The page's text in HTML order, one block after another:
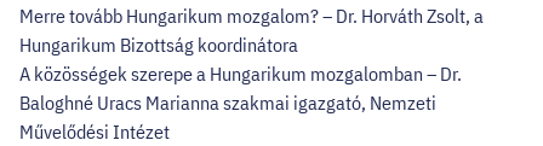
Merre tovább Hungarikum mozgalom? – Dr. Horváth Zsolt, a
Hungarikum Bizottság koordinátora
A közösségek szerepe a Hungarikum mozgalomban – Dr.
Baloghné Uracs Marianna szakmai igazgató, Nemzeti
Művelődési Intézet